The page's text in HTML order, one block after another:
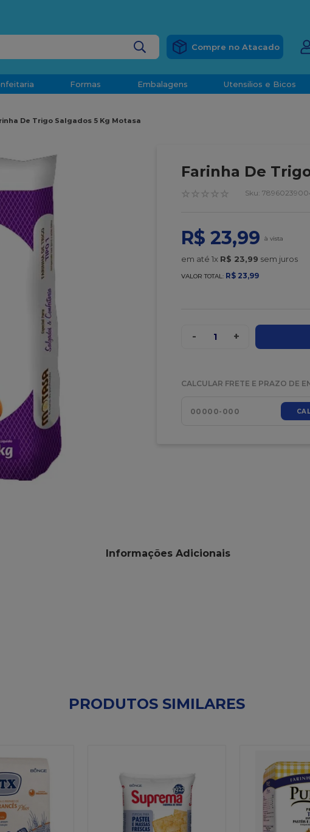
Formas Embalagens Utensilios e Bicos
De Trigo Salgados 5 Kg Motasa
Farinha De
☆ ☆ ☆ ☆ ☆ :
R$ 23,99
em até 1x R$ 23,99 sem juros
VALOR TOTAL: R$ 23,99
- 1 +
CALCULAR FRETE E PRAZO DE
Informações Adicionais
PRODUTOS SIMILARES
condensado